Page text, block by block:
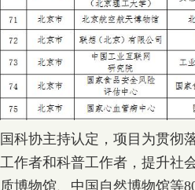
协主持认定，项目为贯彻
作者和科普工作者，提升社
博物馆、中国自然博物馆等